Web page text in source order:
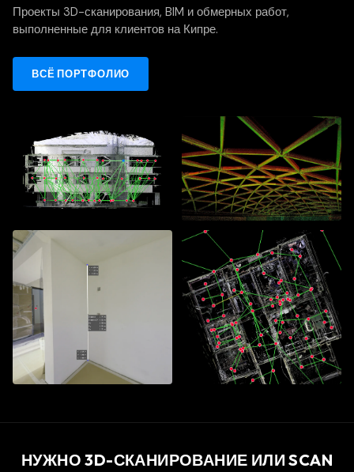
Проекты 3D-сканирования, BIM и обмерных работ,
выполненные для клиентов на Кипре.
ВСЁ ПОРТФОЛИО
НУЖНО 3D-СКАНИРОВАНИЕ ИЛИ SCAN